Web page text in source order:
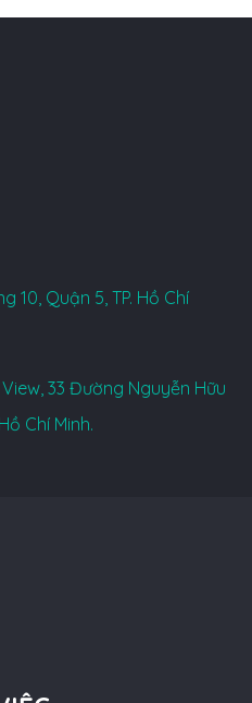
10, Quận 5, TP. Hồ Chí
33 Đường Nguyễn Hữu
Chí Minh.